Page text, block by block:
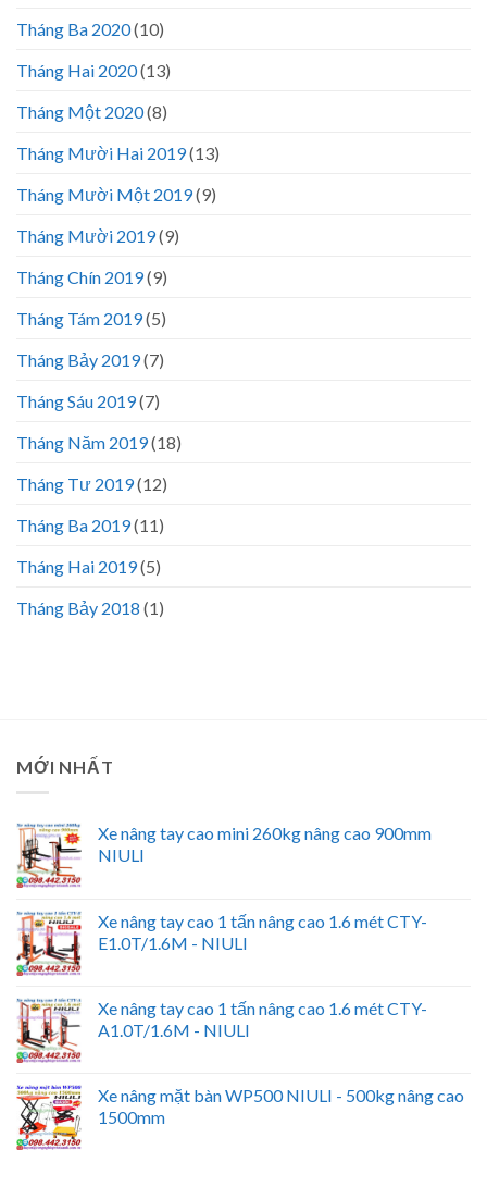
Tháng Ba 2020(10)
Tháng Hai 2020(13)
Tháng Một 2020(8)
Tháng Mười Hai 2019(13)
Tháng Mười Một 2019(9)
Tháng Mười 2019(9)
Tháng Chín 2019(9)
Tháng Tám 2019(5)
Tháng Bảy 2019(7)
Tháng Sáu 2019(7)
Tháng Năm 2019(18)
Tháng Tư 2019(12)
Tháng Ba 2019(11)
Tháng Hai 2019(5)
Tháng Bảy 2018 (1)
MỚI NHẤT
Xe nâng tay cao mini 260kg nâng cao 900mm
NIULI
Xe nâng tay cao 1 tấn nâng cao 1.6 mét CTY-
E1.0T/1.6M - NIULI
Xe nâng tay cao 1 tấn nâng cao 1.6 mét CTY-
A1.0T/1.6M - NIULI
Xe nâng mặt bàn WP500 NIULI - 500kg nâng cao
1500mm